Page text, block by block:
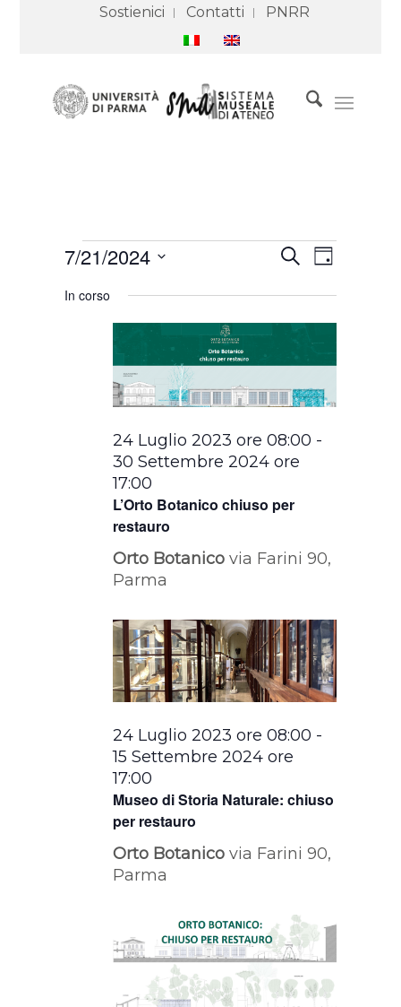
Sostienici Contatti PNRR
Eventi
for
2024
Eventi
Ricerca
Navigazione
CercaEvento
Viste
Giorno
7/21/2024
In corso
L’Orto Botanico chiuso per
restauro
24 Luglio 2023 ore 08:00 -
30 Settembre 2024 ore
17:00
Orto Botanicovia Farini 90,
Parma
Museo di Storia Naturale: chiuso
per restauro
24 Luglio 2023 ore 08:00 -
15 Settembre 2024 ore
17:00
Orto Botanicovia Farini 90,
Parma